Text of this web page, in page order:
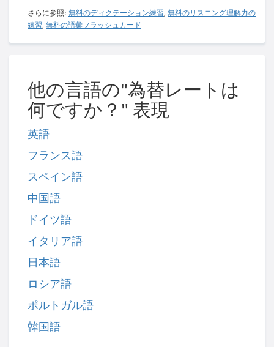
さらに参照: 無料のディクテーション練習, 無料のリスニング理解力の
練習, 無料の語彙フラッシュカード
他の言語の"為替レートは
何ですか？" 表現
英語
フランス語
スペイン語
中国語
ドイツ語
イタリア語
日本語
ロシア語
ポルトガル語
韓国語